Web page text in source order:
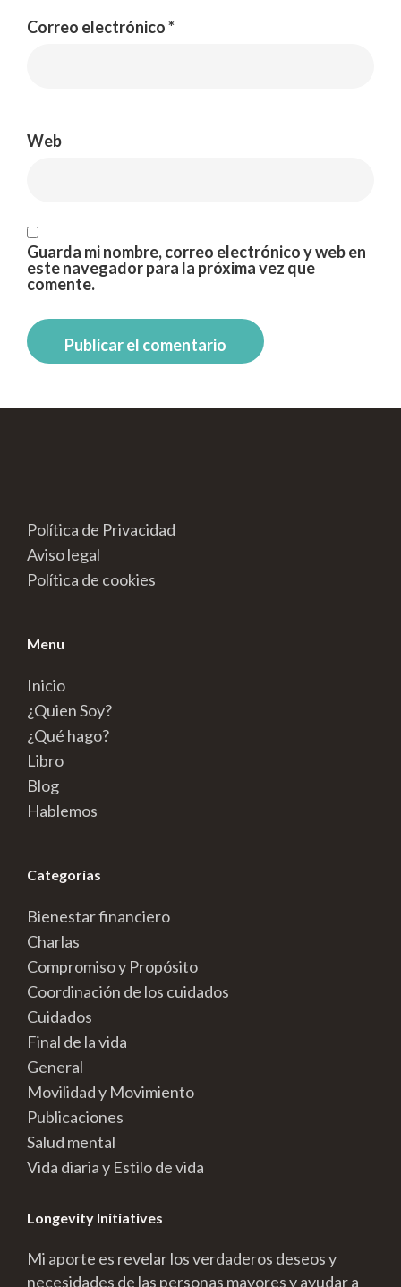
Correo electrónico*
Web
Guarda mi nombre, correo electrónico y web en
este navegador para la próxima vez que
comente.
Política de Privacidad
Aviso legal
Política de cookies
Menu
Inicio
¿Quien Soy?
¿Qué hago?
Libro
Blog
Hablemos
Categorías
Bienestar financiero
Charlas
Compromiso y Propósito
Coordinación de los cuidados
Cuidados
Final de la vida
General
Movilidad y Movimiento
Publicaciones
Salud mental
Vida diaria y Estilo de vida
Longevity Initiatives
Mi aporte es revelar los verdaderos deseos y
necesidades de las personas mayores y ayudar a